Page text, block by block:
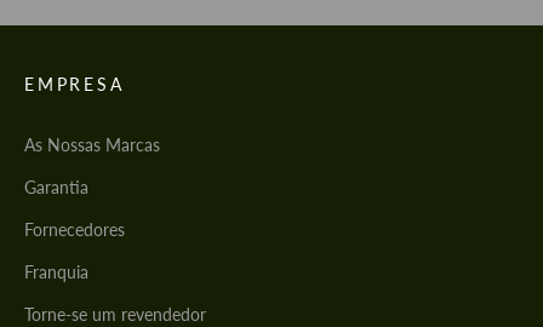
EMPRESA
As Nossas Marcas
Garantia
Fornecedores
Franquia
Torne-se um revendedor